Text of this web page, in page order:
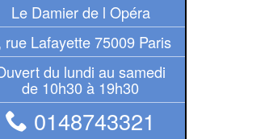
Le Damier de l Opéra
rue Lafayette 75009 Paris
du lundi au samedi
de 10h30 à 19h30
0148743321